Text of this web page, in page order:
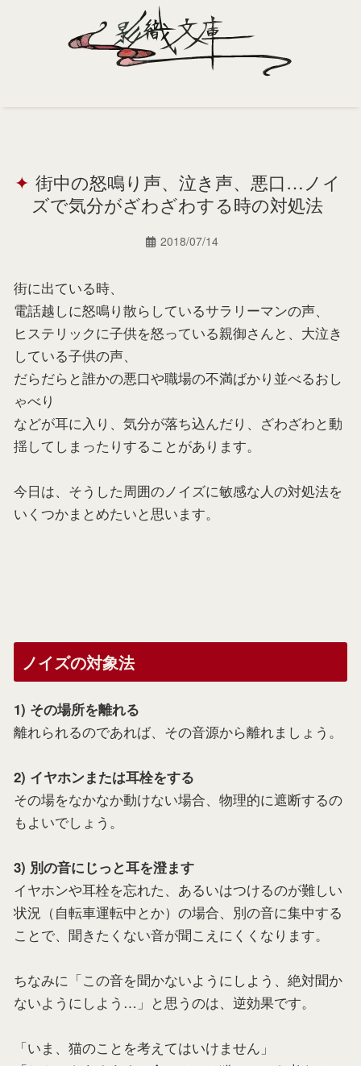
Portfolio
Support
街中の怒鳴り声、泣き声、悪口…ノイ
ズで気分がざわざわする時の対処法
2018/07/14
街に出ている時、
電話越しに怒鳴り散らしているサラリーマンの声、
ヒステリックに子供を怒っている親御さんと、大泣き
している子供の声、
だらだらと誰かの悪口や職場の不満ばかり並べるおし
ゃべり
などが耳に入り、気分が落ち込んだり、ざわざわと動
揺してしまったりすることがあります。
今日は、そうした周囲のノイズに敏感な人の対処法を
いくつかまとめたいと思います。
ノイズの対象法
1) その場所を離れる
離れられるのであれば、その音源から離れましょう。
2) イヤホンまたは耳栓をする
その場をなかなか動けない場合、物理的に遮断するの
もよいでしょう。
3) 別の音にじっと耳を澄ます
イヤホンや耳栓を忘れた、あるいはつけるのが難しい
状況（自転車運転中とか）の場合、別の音に集中する
ことで、聞きたくない音が聞こえにくくなります。
ちなみに「この音を聞かないようにしよう、絶対聞か
ないようにしよう…」と思うのは、逆効果です。
「いま、猫のことを考えてはいけません」